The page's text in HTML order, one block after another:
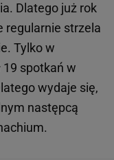
Dlatego już rok
regularnie strzela
Tylko w
19 spotkań w
wydaje się,
następcą